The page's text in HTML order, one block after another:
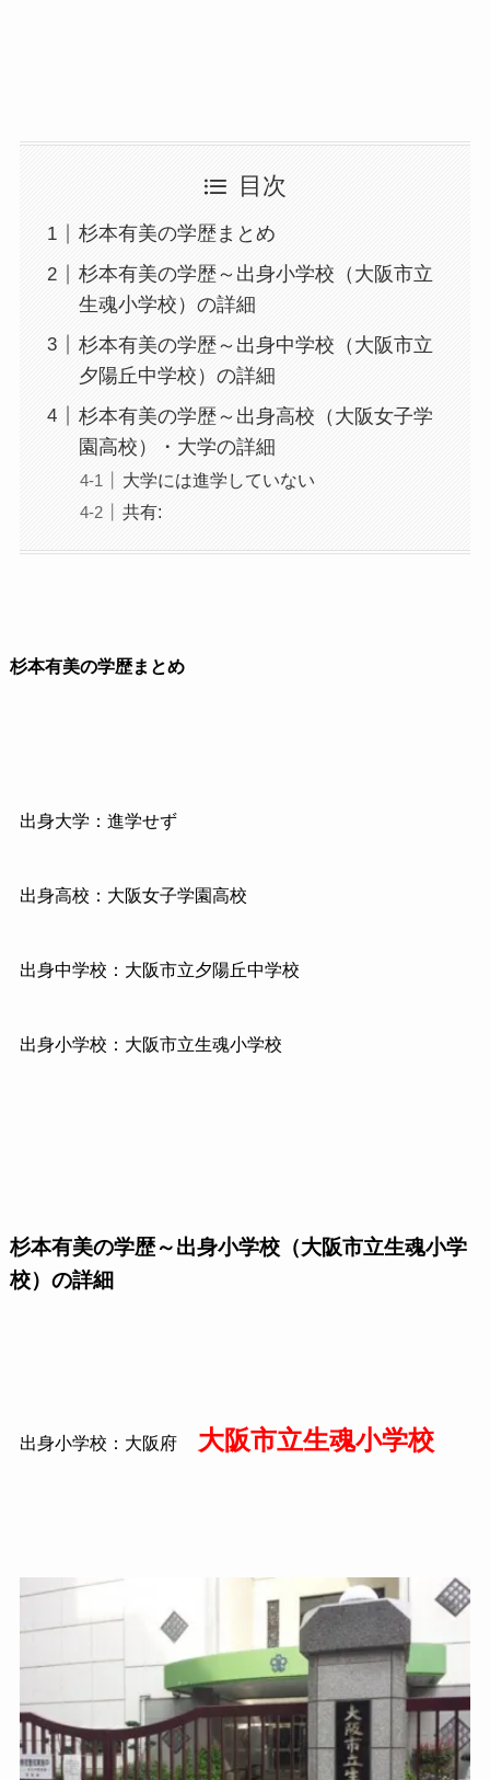
目次
杉本有美の学歴まとめ
杉本有美の学歴～出身小学校（大阪市立
生魂小学校）の詳細
杉本有美の学歴～出身中学校（大阪市立
夕陽丘中学校）の詳細
杉本有美の学歴～出身高校（大阪女子学
園高校）・大学の詳細
大学には進学していない
共有:
杉本有美の学歴まとめ
出身大学：進学せず
出身高校：大阪女子学園高校
出身中学校：大阪市立夕陽丘中学校
出身小学校：大阪市立生魂小学校
杉本有美の学歴～出身小学校（大阪市立生魂小学
校）の詳細
出身小学校：大阪府 大阪市立生魂小学校